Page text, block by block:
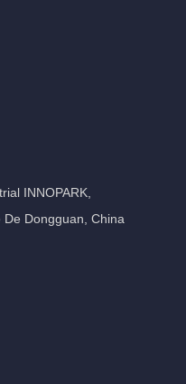
INNOPARK,
De Dongguan, China